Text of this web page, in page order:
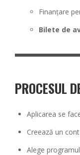
Finanțare
Bilete de
PROCESUL
Aplicarea se
Creează un
Alege